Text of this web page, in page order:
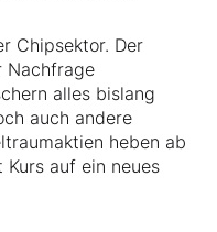
Chipsektor. Der
Nachfrage
alles bislang
auch andere
heben ab
auf ein neues